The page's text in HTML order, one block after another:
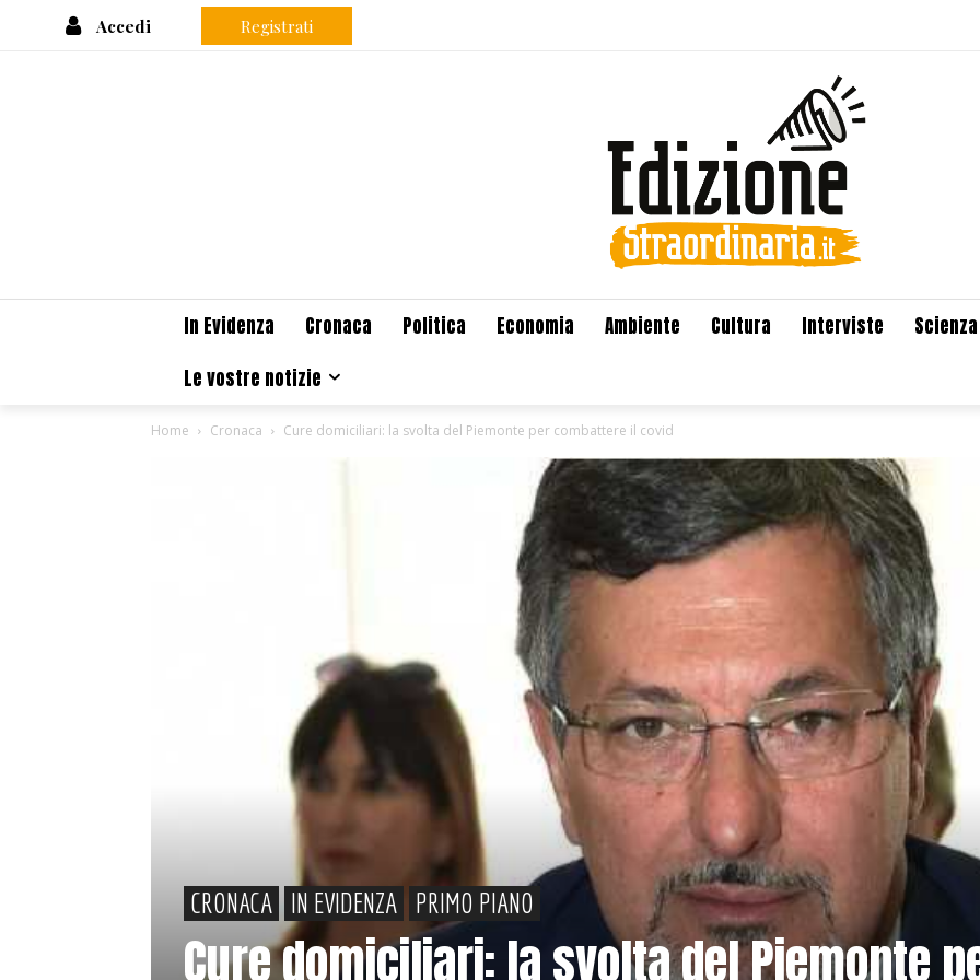
Accedi Registrati
In Evidenza Cronaca Politica Economia Ambiente Cultura Interviste
Scienza
Le vostre notizie
Home Cronaca Cure domiciliari: la svolta del Piemonte per combattere il covid
CRONACA IN EVIDENZA PRIMO PIANO
Cure domiciliari: la svolta del Piemonte